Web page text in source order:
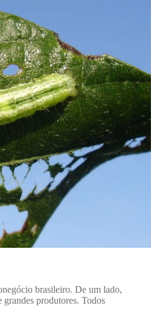
brasileiro. De um lado,
grandes produtores. Todos